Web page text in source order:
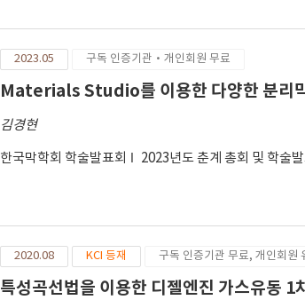
2023.05 구독 인증기관·개인회원 무료
Materials Studio를 이용한 다양한 분리
김경현
한국막학회 학술발표회 2023년도 춘계 총회 및 학술발
2020.08 KCI 등재 구독 인증기관 무료, 개인회원
특성곡선법을 이용한 디젤엔진 가스유동 1